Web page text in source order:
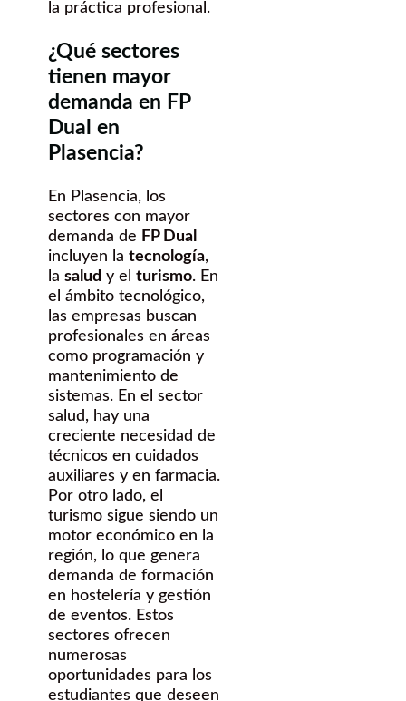
la práctica profesional.
¿Qué sectores
tienen mayor
demanda en FP
Dual en
Plasencia?
En Plasencia, los
sectores con mayor
demanda de FP Dual
incluyen la tecnología,
la salud y el turismo. En
el ámbito tecnológico,
las empresas buscan
profesionales en áreas
como programación y
mantenimiento de
sistemas. En el sector
salud, hay una
creciente necesidad de
técnicos en cuidados
auxiliares y en farmacia.
Por otro lado, el
turismo sigue siendo un
motor económico en la
región, lo que genera
demanda de formación
en hostelería y gestión
de eventos. Estos
sectores ofrecen
numerosas
oportunidades para los
estudiantes que deseen